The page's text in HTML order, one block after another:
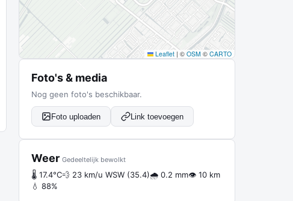
Leaflet | © OSM © CARTO
Foto's & media
Nog geen foto's beschikbaar.
Foto uploaden Link toevoegen
Weer Gedeeltelijk bewolkt
🌡 17.4°C💨 23 km/u WSW (35.4)🌧 0.2 mm👁 10 km
💧 88%